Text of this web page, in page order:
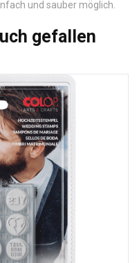
und sauber möglich.
gefallen